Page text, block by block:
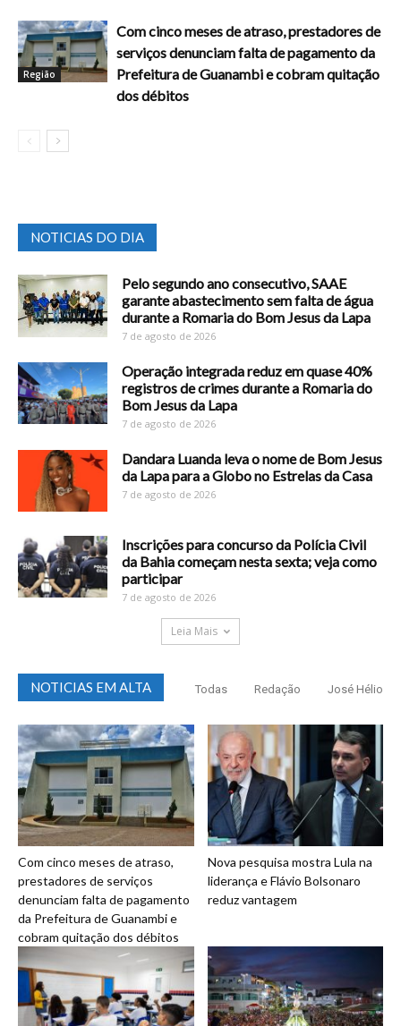
Região
Com cinco meses de atraso, prestadores de
serviços denunciam falta de pagamento da
Prefeitura de Guanambi e cobram quitação
dos débitos
NOTICIAS DO DIA
Pelo segundo ano consecutivo, SAAE
garante abastecimento sem falta de água
durante a Romaria do Bom Jesus da Lapa
7 de agosto de 2026
Operação integrada reduz em quase 40%
registros de crimes durante a Romaria do
Bom Jesus da Lapa
7 de agosto de 2026
Dandara Luanda leva o nome de Bom Jesus
da Lapa para a Globo no Estrelas da Casa
7 de agosto de 2026
Inscrições para concurso da Polícia Civil
da Bahia começam nesta sexta; veja como
participar
7 de agosto de 2026
Leia Mais
NOTICIAS EM ALTA Todas Redação José Hélio
Com cinco meses de atraso,
prestadores de serviços
denunciam falta de pagamento
da Prefeitura de Guanambi e
cobram quitação dos débitos
Nova pesquisa mostra Lula na
liderança e Flávio Bolsonaro
reduz vantagem